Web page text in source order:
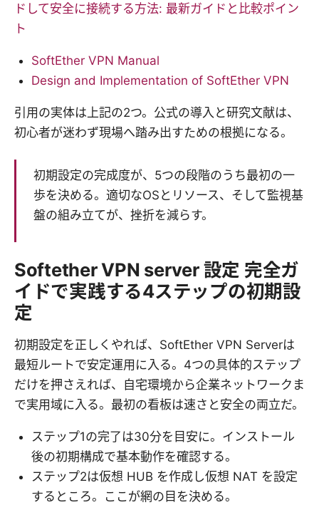
ドして安全に接続する方法: 最新ガイドと比較ポイン
ト
SoftEther VPN Manual
Design and Implementation of SoftEther VPN
引用の実体は上記の2つ。公式の導入と研究文献は、
初心者が迷わず現場へ踏み出すための根拠になる。
初期設定の完成度が、5つの段階のうち最初の一
歩を決める。適切なOSとリソース、そして監視基
盤の組み立てが、挫折を減らす。
Softether VPN server 設定 完全ガ
イドで実践する4ステップの初期設
定
初期設定を正しくやれば、SoftEther VPN Serverは
最短ルートで安定運用に入る。4つの具体的ステップ
だけを押さえれば、自宅環境から企業ネットワークま
で実用域に入る。最初の看板は速さと安全の両立だ。
ステップ1の完了は30分を目安に。インストール
後の初期構成で基本動作を確認する。
ステップ2は仮想 HUB を作成し仮想 NAT を設定
するところ。ここが網の目を決める。